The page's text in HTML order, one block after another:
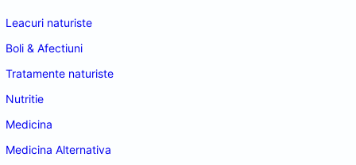
Leacuri naturiste
Boli & Afectiuni
Tratamente naturiste
Nutritie
Medicina
Medicina Alternativa